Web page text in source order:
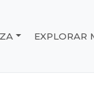
EXPLORAR